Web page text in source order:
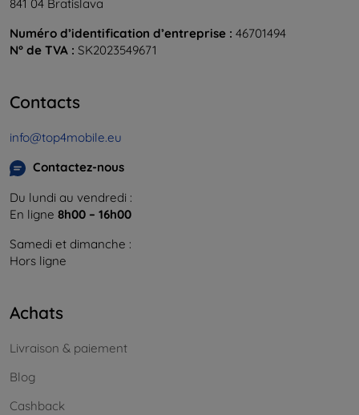
841 04 Bratislava
Numéro d’identification d’entreprise : 46701494
N° de TVA : SK2023549671
Contacts
info@top4mobile.eu
Contactez-nous
Du lundi au vendredi :
En ligne 8h00 – 16h00
Samedi et dimanche :
Hors ligne
Achats
Livraison & paiement
Blog
Cashback